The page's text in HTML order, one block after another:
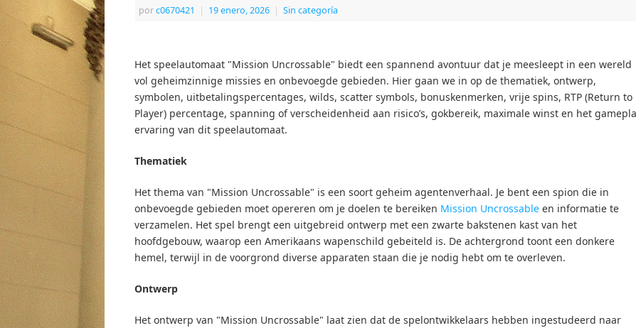
porc0670421 | 19 enero, 2026 | Sin categoría
Het speelautomaat "Mission Uncrossable" biedt een spannend avontuur dat je meesleept in een wereld
vol geheimzinnige missies en onbevoegde gebieden. Hier gaan we in op de thematiek, ontwerp,
symbolen, uitbetalingspercentages, wilds, scatter symbols, bonuskenmerken, vrije spins, RTP (Return to
Player) percentage, spanning of verscheidenheid aan risico’s, gokbereik, maximale winst en het
ervaring van dit speelautomaat.
Thematiek
Het thema van "Mission Uncrossable" is een soort geheim agentenverhaal. Je bent een spion die in
onbevoegde gebieden moet opereren om je doelen te bereiken Mission Uncrossable en informatie te
verzamelen. Het spel brengt een uitgebreid ontwerp met een zwarte bakstenen kast van het
hoofdgebouw, waarop een Amerikaans wapenschild gebeiteld is. De achtergrond toont een donkere
hemel, terwijl in de voorgrond diverse apparaten staan die je nodig hebt om te overleven.
Ontwerp
Het ontwerp van "Mission Uncrossable" laat zien dat de spelontwikkelaars hebben ingestudeerd naar